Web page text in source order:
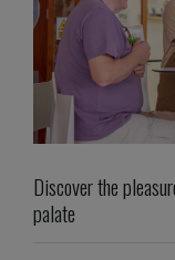
Discover the
palate